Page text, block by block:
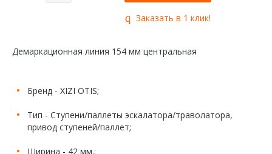
Заказать в 1 клик!
Демаркационная линия 154 мм центральная
Бренд - XIZI OTIS;
Тип - Ступени/паллеты эскалатора/траволатора,
привод ступеней/паллет;
Ширина - 42 мм.;